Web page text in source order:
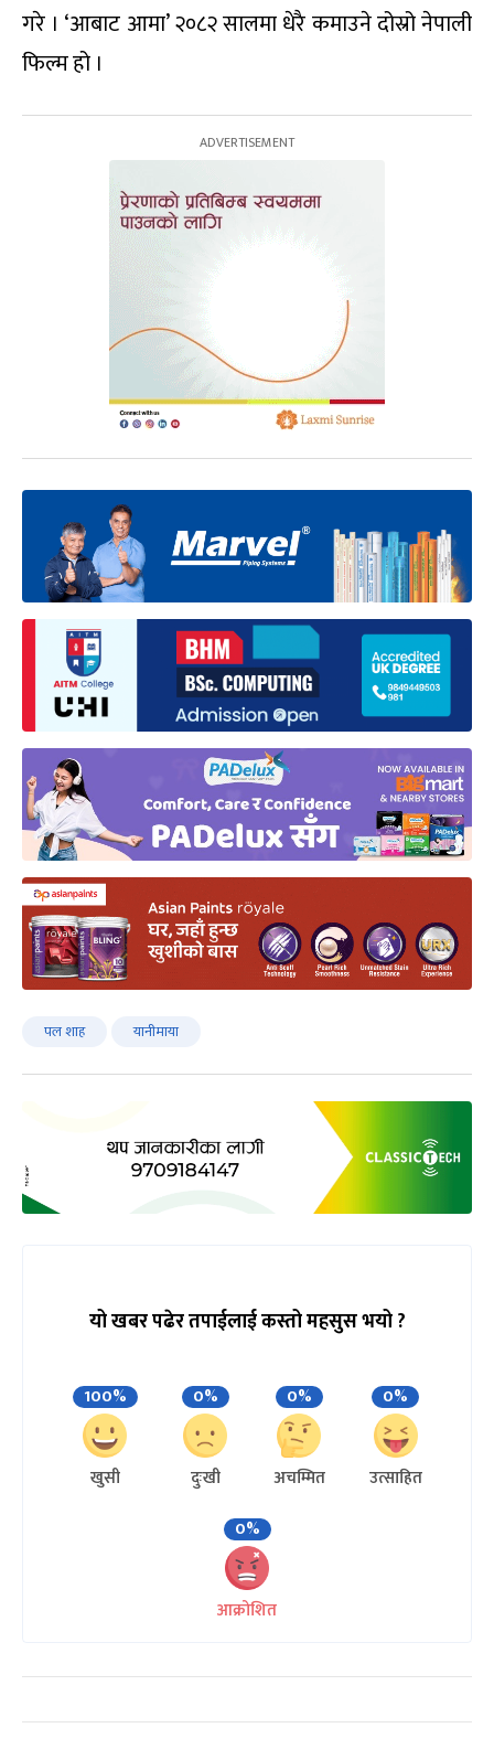
गरे । ‘आबाट आमा’ २०८२ सालमा धेरै कमाउने दोस्रो नेपाली
फिल्म हो ।
पल शाह यानीमाया
यो खबर पढेर तपाईलाई कस्तो महसुस भयो ?
100%
खुसी
0%
दुःखी
0%
अचम्मित
0%
उत्साहित
0%
आक्रोशित